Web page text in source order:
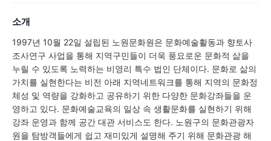
소개
1997년 10월 22일 설립된 노원문화원은 문화예술활동과 향토사
조사연구 사업을 통해 지역구민들이 더욱 풍요로운 문화적 삶을
누릴 수 있도록 노력하는 비영리 특수 법인 단체이다. 문화로 삶의
가치를 실현한다는 비전 아래 지역네트워크를 통해 지역의 문화정
체성 및 역량을 강화하고 공유하기 위한 다양한 문화강좌들을 운
영하고 있다. 문화예술교육의 일상 속 생활문화를 실현하기 위해
강좌 운영과 함께 공간 대관 서비스도 한다. 노원구의 문화관광자
원을 탐방객들에게 쉽고 재미있게 설명해 주기 위해 문화관광 해